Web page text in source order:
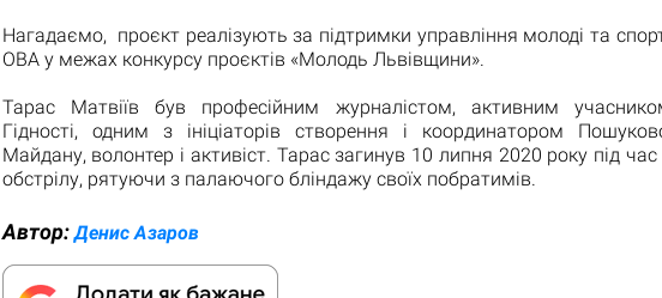
Нагадаємо, проєкт реалізують за підтримки управління молоді та
ОВА у межах конкурсу проєктів «Молодь Львівщини».
Тарас Матвіїв був професійним журналістом, активним
Гідності, одним з ініціаторів створення і координатором
Майдану, волонтер і активіст. Тарас загинув 10 липня 2020 року під
обстрілу, рятуючи з палаючого бліндажу своїх побратимів.
Автор:Денис Азаров